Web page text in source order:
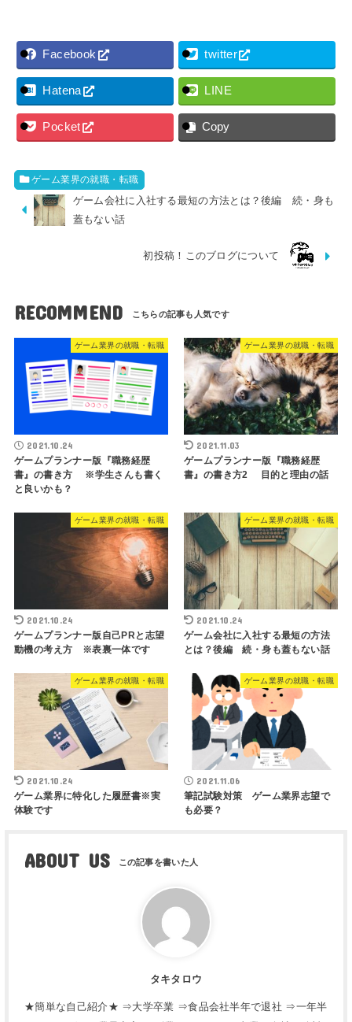
Facebook twitter
Hatena LINE
Pocket Copy
ゲーム業界の就職・転職
ゲーム会社に入社する最短の方法とは？後編 続・身も
蓋もない話
初投稿！このブログについて
RECOMMEND
ゲーム業界の就職・転職
2021.10.24
ゲームプランナー版『職務経歴
書』の書き方 ※学生さんも書く
と良いかも？
ゲーム業界の就職・転職
2021.11.03
ゲームプランナー版『職務経歴
書』の書き方2 目的と理由の話
ゲーム業界の就職・転職
2021.10.24
ゲームプランナー版自己PRと志望
動機の考え方 ※表裏一体です
ゲーム業界の就職・転職
2021.10.24
ゲーム会社に入社する最短の方法
とは？後編 続・身も蓋もない話
ゲーム業界の就職・転職
2021.10.24
ゲーム業界に特化した履歴書※実
体験です
ゲーム業界の就職・転職
2021.11.06
筆記試験対策 ゲーム業界志望で
も必要？
ABOUT US
タキタロウ
★簡単な自己紹介★ ⇒大学卒業 ⇒食品会社半年で退社 ⇒一年半